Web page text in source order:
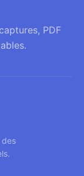
PDF
des